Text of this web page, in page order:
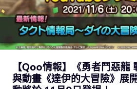
【Qoo情報】《勇者⾾惡⿓
與動畫《達伊的大冒險》